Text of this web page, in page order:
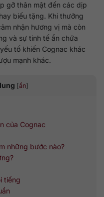
gỡ thân mật đến các dịp
biếu tặng. Khi thưởng
nhận hương vị mà còn
và sự tinh tế ẩn chứa
tố khiến Cognac khác
mạnh khác.
[ẩn]
của Cognac
những bước nào?
tiếng